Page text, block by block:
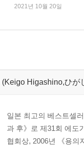
2021년 10월 20일
(Keigo Higashino,ひが
일본 최고의 베스트셀
과 후》로 제31회 에도
협회상, 2006년 《용의